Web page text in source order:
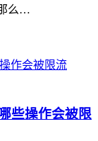
么…
些操作会被限